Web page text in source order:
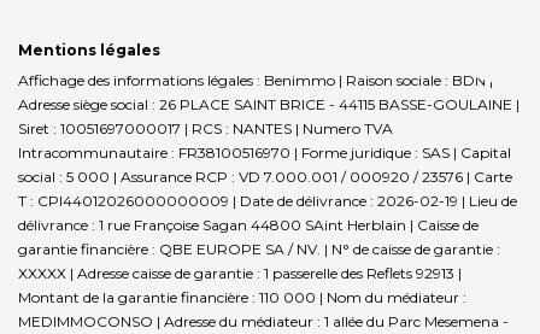
Mentions légales
Affichage des informations légales : Benimmo | Raison sociale : BDN |
Adresse siège social : 26 PLACE SAINT BRICE - 44115 BASSE-GOULAINE |
Siret : 10051697000017 | RCS : NANTES | Numero TVA
Intracommunautaire : FR38100516970 | Forme juridique : SAS | Capital
social : 5 000 | Assurance RCP : VD 7.000.001 / 000920 / 23576 | Carte
T : CPI44012026000000009 | Date de délivrance : 2026-02-19 | Lieu de
délivrance : 1 rue Françoise Sagan 44800 SAint Herblain | Caisse de
garantie financière : QBE EUROPE SA / NV. | N° de caisse de garantie :
XXXXX | Adresse caisse de garantie : 1 passerelle des Reflets 92913 |
Montant de la garantie financière : 110 000 | Nom du médiateur :
MEDIMMOCONSO | Adresse du médiateur : 1 allée du Parc Mesemena -